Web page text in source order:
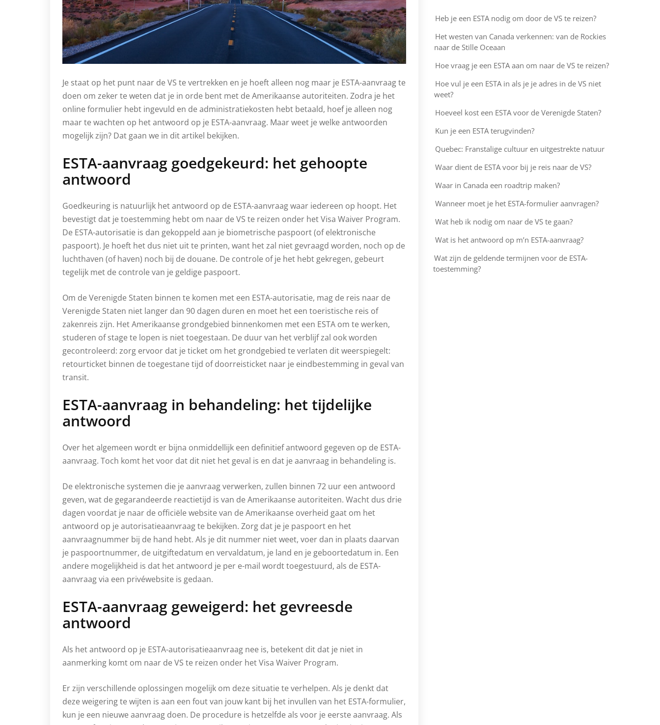
Je staat op het punt naar de VS te vertrekken en je hoeft alleen nog maar je ESTA-aanvraag te
doen om zeker te weten dat je in orde bent met de Amerikaanse autoriteiten. Zodra je het
online formulier hebt ingevuld en de administratiekosten hebt betaald, hoef je alleen nog
maar te wachten op het antwoord op je ESTA-aanvraag. Maar weet je welke antwoorden
mogelijk zijn? Dat gaan we in dit artikel bekijken.
ESTA-aanvraag goedgekeurd: het gehoopte
antwoord
Goedkeuring is natuurlijk het antwoord op de ESTA-aanvraag waar iedereen op hoopt. Het
bevestigt dat je toestemming hebt om naar de VS te reizen onder het Visa Waiver Program.
De ESTA-autorisatie is dan gekoppeld aan je biometrische paspoort (of elektronische
paspoort). Je hoeft het dus niet uit te printen, want het zal niet gevraagd worden, noch op de
luchthaven (of haven) noch bij de douane. De controle of je het hebt gekregen, gebeurt
tegelijk met de controle van je geldige paspoort.
Om de Verenigde Staten binnen te komen met een ESTA-autorisatie, mag de reis naar de
Verenigde Staten niet langer dan 90 dagen duren en moet het een toeristische reis of
zakenreis zijn. Het Amerikaanse grondgebied binnenkomen met een ESTA om te werken,
studeren of stage te lopen is niet toegestaan. De duur van het verblijf zal ook worden
gecontroleerd: zorg ervoor dat je ticket om het grondgebied te verlaten dit weerspiegelt:
retourticket binnen de toegestane tijd of doorreisticket naar je eindbestemming in geval van
transit.
ESTA-aanvraag in behandeling: het tijdelijke
antwoord
Over het algemeen wordt er bijna onmiddellijk een definitief antwoord gegeven op de ESTA-
aanvraag. Toch komt het voor dat dit niet het geval is en dat je aanvraag in behandeling is.
De elektronische systemen die je aanvraag verwerken, zullen binnen 72 uur een antwoord
geven, wat de gegarandeerde reactietijd is van de Amerikaanse autoriteiten. Wacht dus drie
dagen voordat je naar de officiële website van de Amerikaanse overheid gaat om het
antwoord op je autorisatieaanvraag te bekijken. Zorg dat je je paspoort en het
aanvraagnummer bij de hand hebt. Als je dit nummer niet weet, voer dan in plaats daarvan
je paspoortnummer, de uitgiftedatum en vervaldatum, je land en je geboortedatum in. Een
andere mogelijkheid is dat het antwoord je per e-mail wordt toegestuurd, als de ESTA-
aanvraag via een privéwebsite is gedaan.
ESTA-aanvraag geweigerd: het gevreesde
antwoord
Als het antwoord op je ESTA-autorisatieaanvraag nee is, betekent dit dat je niet in
aanmerking komt om naar de VS te reizen onder het Visa Waiver Program.
Er zijn verschillende oplossingen mogelijk om deze situatie te verhelpen. Als je denkt dat
deze weigering te wijten is aan een fout van jouw kant bij het invullen van het ESTA-formulier,
kun je een nieuwe aanvraag doen. De procedure is hetzelfde als voor je eerste aanvraag. Als
Heb je een ESTA nodig om door de VS te reizen?
Het westen van Canada verkennen: van de Rockies
naar de Stille Oceaan
Hoe vraag je een ESTA aan om naar de VS te reizen?
Hoe vul je een ESTA in als je je adres in de VS niet
weet?
Hoeveel kost een ESTA voor de Verenigde Staten?
Kun je een ESTA terugvinden?
Quebec: Franstalige cultuur en uitgestrekte natuur
Waar dient de ESTA voor bij je reis naar de VS?
Waar in Canada een roadtrip maken?
Wanneer moet je het ESTA-formulier aanvragen?
Wat heb ik nodig om naar de VS te gaan?
Wat is het antwoord op m’n ESTA-aanvraag?
Wat zijn de geldende termijnen voor de ESTA-
toestemming?